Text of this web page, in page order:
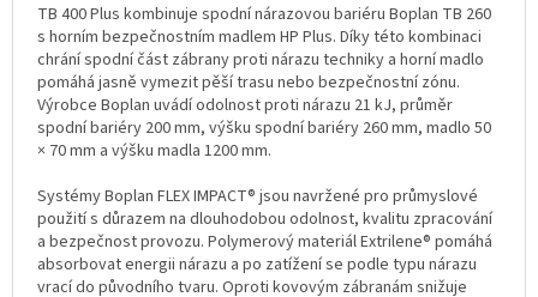
TB 400 Plus kombinuje spodní nárazovou bariéru Boplan TB 260
s horním bezpečnostním madlem HP Plus. Díky této kombinaci
chrání spodní část zábrany proti nárazu techniky a horní madlo
pomáhá jasně vymezit pěší trasu nebo bezpečnostní zónu.
Výrobce Boplan uvádí odolnost proti nárazu 21 kJ, průměr
spodní bariéry 200 mm, výšku spodní bariéry 260 mm, madlo 50
× 70 mm a výšku madla 1200 mm.
Systémy Boplan FLEX IMPACT® jsou navržené pro průmyslové
použití s důrazem na dlouhodobou odolnost, kvalitu zpracování
a bezpečnost provozu. Polymerový materiál Extrilene® pomáhá
absorbovat energii nárazu a po zatížení se podle typu nárazu
vrací do původního tvaru. Oproti kovovým zábranám snižuje